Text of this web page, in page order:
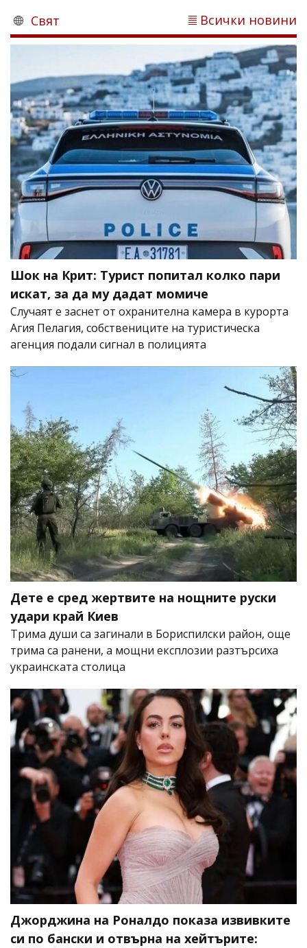
Свят Всички новини
Шок на Крит: Турист попитал колко пари
искат, за да му дадат момиче
Случаят е заснет от охранителна камера в курорта
Агия Пелагия, собствениците на туристическа
агенция подали сигнал в полицията
Дете е сред жертвите на нощните руски
удари край Киев
Трима души са загинали в Бориспилски район, още
трима са ранени, а мощни експлозии разтърсиха
украинската столица
Джорджина на Роналдо показа извивките
си по бански и отвърна на хейтърите: